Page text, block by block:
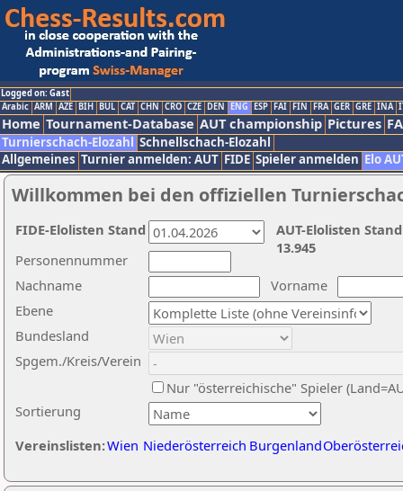
Logged on: Gast
Arabic ARM AZE BIH BUL CAT CHN CRO CZE DEN ENG ESP FAI FIN FRA GER GRE INA
Home Tournament-Database AUT championship Pictures
Turnierschach-Elozahl Schnellschach-Elozahl
Allgemeines Turnier anmelden: AUT FIDE Spieler anmelden Elo
Willkommen bei den offiziellen
Nachname
Vorname
Ebene
Sortierung
Personennummer
Bundesland
Spgem./Kreis/Verein
Nur "österreichische" Spieler
Vereinslisten:Wien Niederösterreich Burgenland
AUT-Elolisten
13.945
FIDE-Elolisten Stand